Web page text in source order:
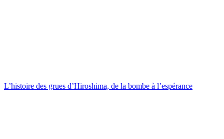
L’histoire des grues d’Hiroshima, de la bombe à l’espérance